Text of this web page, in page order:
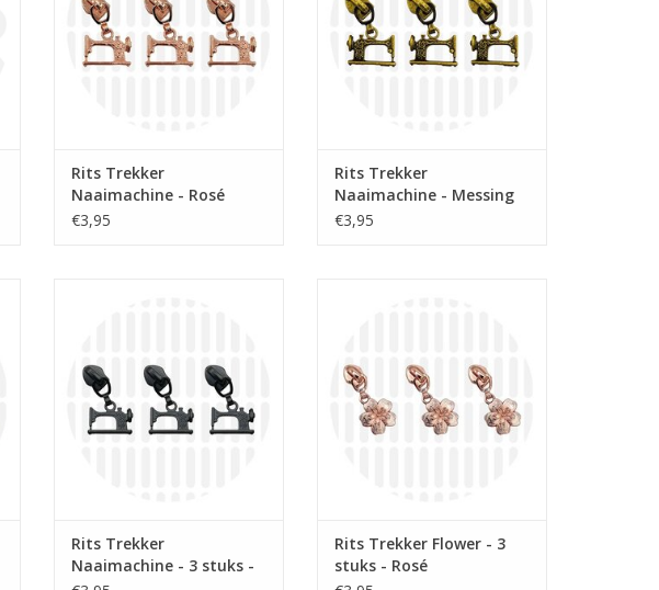
TOEVOEGEN AAN WINKELWAGEN
Rits Trekker
Naaimachine - Rosé
€3,95
TOEVOEGEN AAN WINKELWAGEN
Rits Trekker
Naaimachine - Messing
€3,95
TOEVOEGEN AAN WINKELWAGEN
Rits Trekker
Naaimachine - 3 stuks -
TOEVOEGEN AAN WINKELWAGEN
Rits Trekker Flower - 3
stuks - Rosé